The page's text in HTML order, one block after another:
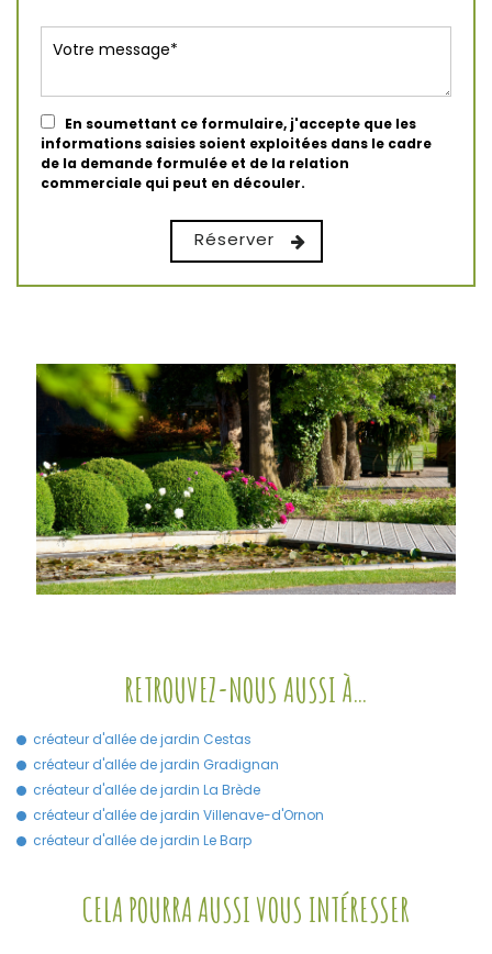
En soumettant ce formulaire, j'accepte que les
informations saisies soient exploitées dans le cadre
de la demande formulée et de la relation
commerciale qui peut en découler.
RETROUVEZ-NOUS AUSSI À…
créateur d'allée de jardin Cestas
créateur d'allée de jardin Gradignan
créateur d'allée de jardin La Brède
créateur d'allée de jardin Villenave-d'Ornon
créateur d'allée de jardin Le Barp
CELA POURRA AUSSI VOUS INTÉRESSER